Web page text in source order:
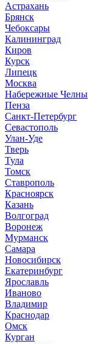
Астрахань
Брянск
Чебоксары
Калининград
Киров
Курск
Липецк
Москва
Набережные Челны
Пенза
Санкт-Петербург
Севастополь
Улан-Уде
Тверь
Тула
Томск
Ставрополь
Красноярск
Казань
Волгоград
Воронеж
Мурманск
Самара
Новосибирск
Екатеринбург
Ярославль
Иваново
Владимир
Краснодар
Омск
Курган